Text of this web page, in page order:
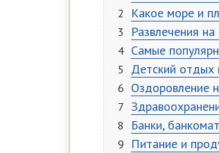
Какое море и
Развлечения
Самые
Детский отдых
Оздоровление
Банки,
Питание и